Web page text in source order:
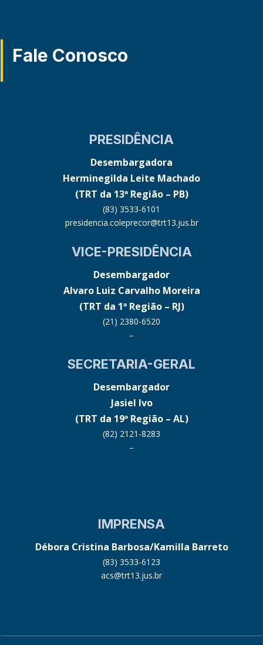
Fale Conosco
PRESIDÊNCIA
Desembargadora
Herminegilda Leite Machado
(TRT da 13ª Região – PB)
(83) 3533-6101
presidencia.coleprecor@trt13.jus.br
VICE-PRESIDÊNCIA
Desembargador
Alvaro Luiz Carvalho Moreira
(TRT da 1ª Região – RJ)
(21) 2380-6520
–
SECRETARIA-GERAL
Desembargador
Jasiel Ivo
(TRT da 19ª Região – AL)
(82) 2121-8283
–
IMPRENSA
Débora Cristina Barbosa/Kamilla Barreto
(83) 3533-6123
acs@trt13.jus.br